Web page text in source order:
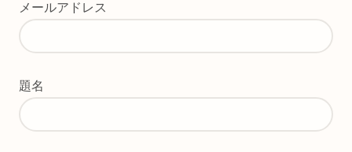
メールアドレス
題名